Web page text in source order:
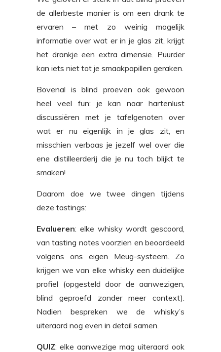
de allerbeste manier is om een drank te
ervaren – met zo weinig mogelijk
informatie over wat er in je glas zit, krijgt
het drankje een extra dimensie. Puurder
kan iets niet tot je smaakpapillen geraken.
Bovenal is blind proeven ook gewoon
heel veel fun: je kan naar hartenlust
discussiëren met je tafelgenoten over
wat er nu eigenlijk in je glas zit, en
misschien verbaas je jezelf wel over die
ene distilleerderij die je nu toch blijkt te
smaken!
Daarom doe we twee dingen tijdens
deze tastings:
Evalueren: elke whisky wordt gescoord,
van tasting notes voorzien en beoordeeld
volgens ons eigen Meug-systeem. Zo
krijgen we van elke whisky een duidelijke
profiel (opgesteld door de aanwezigen,
blind geproefd zonder meer context).
Nadien bespreken we de whisky’s
uiteraard nog even in detail samen.
QUIZ: elke aanwezige mag uiteraard ook